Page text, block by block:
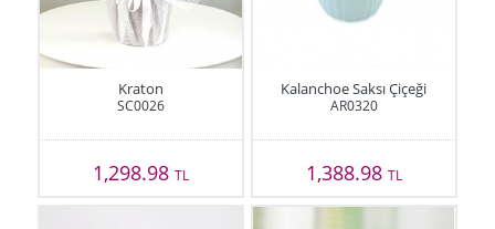
Kraton
SC0026
1,298.98TL
Kalanchoe Saksı Çiçeği
AR0320
1,388.98 TL